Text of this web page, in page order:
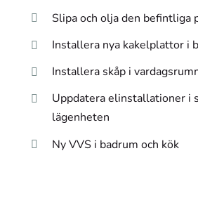
Slipa och olja den befintliga
Installera nya kakelplattor i
Installera skåp i
Uppdatera elinstallationer i
lägenheten
Ny VVS i badrum och kök